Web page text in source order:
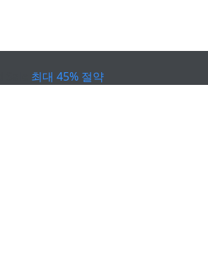
최대 45% 절약